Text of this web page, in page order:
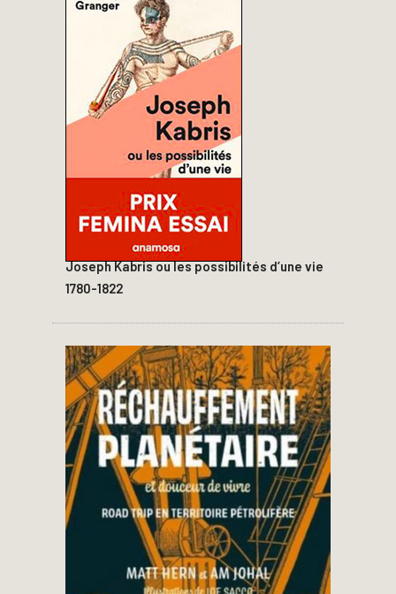
Joseph Kabris ou les possibilités d’une vie
1780-1822